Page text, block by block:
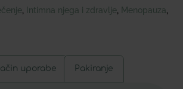
Intimna njega i zdravlje Menopauza
uporabe Pakiranje